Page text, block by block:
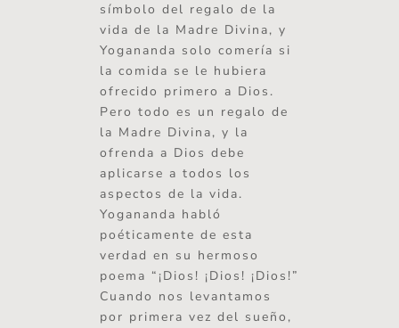
símbolo del regalo de la
vida de la Madre Divina, y
Yogananda solo comería si
la comida se le hubiera
ofrecido primero a Dios.
Pero todo es un regalo de
la Madre Divina, y la
ofrenda a Dios debe
aplicarse a todos los
aspectos de la vida.
Yogananda habló
poéticamente de esta
verdad en su hermoso
poema “¡Dios! ¡Dios! ¡Dios!”
Cuando nos levantamos
por primera vez del sueño,